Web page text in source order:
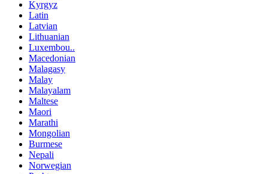
Kyrgyz
Latin
Latvian
Lithuanian
Luxembou..
Macedonian
Malagasy
Malay
Malayalam
Maltese
Maori
Marathi
Mongolian
Burmese
Nepali
Norwegian